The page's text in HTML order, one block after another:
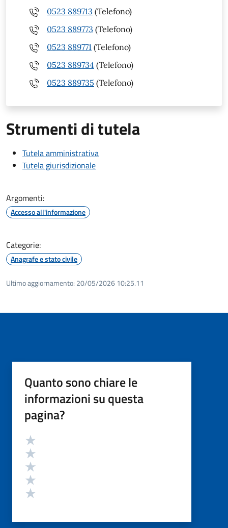
0523 889713 (Telefono)
0523 889773 (Telefono)
0523 889771 (Telefono)
0523 889734 (Telefono)
0523 889735 (Telefono)
Strumenti di tutela
Tutela amministrativa
Tutela giurisdizionale
Argomenti:
Accesso all'informazione
Categorie:
Anagrafe e stato civile
Ultimo aggiornamento: 20/05/2026 10:25.11
Quanto sono chiare le
informazioni su questa
pagina?
Valutazione